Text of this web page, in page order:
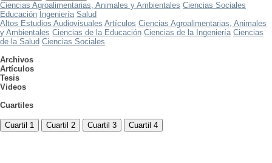
Ciencias Agroalimentarias, Animales y Ambientales Ciencias Sociales
Educación Ingeniería Salud
Altos Estudios Audiovisuales Artículos Ciencias Agroalimentarias, Animales
y Ambientales Ciencias de la Educación Ciencias de la Ingeniería Ciencias
de la Salud Ciencias Sociales
Archivos
Artículos
Tesis
Videos
Cuartiles
Cuartil 1 Cuartil 2 Cuartil 3 Cuartil 4